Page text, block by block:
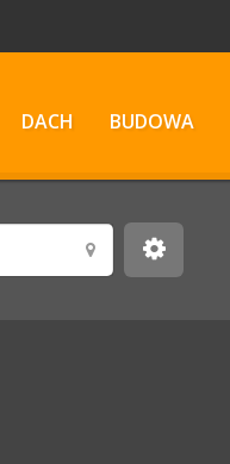
DACH BUDOWA